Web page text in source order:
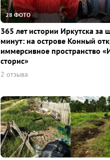
28 ФОТО
365 лет истории Иркутска за
минут: на острове Конный
иммерсивное пространство
сторис»
2 отзыва